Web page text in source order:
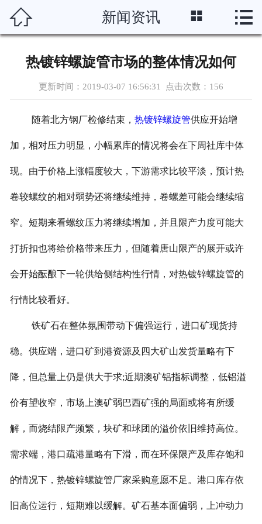
 首页
资质案例
联系我们
 新闻资讯  
热镀锌螺旋管市场的整体情况如何
更新时间：2019-03-07 16:56:31 点击次数： 156
随着北方钢厂检修结束， 热镀锌螺旋管供应开始增
加，相对压力明显，小幅累库的情况将会在下周社库中体
现。由于价格上涨幅度较大，下游需求比较平淡，预计热
卷较螺纹的相对弱势还将继续维持，卷螺差可能会继续缩
窄。短期来看螺纹压力将继续增加，并且限产力度可能大
打折扣也将给价格带来压力，但随着唐山限产的展开或许
会开始酝酿下一轮供给侧结构性行情，对热镀锌螺旋管的
行情比较看好。
铁矿石在整体氛围带动下偏强运行，进口矿现货持
稳。供应端，进口矿到港资源及四大矿山发货量略有下
降，但总量上仍是供大于求;近期澳矿铝指标调整，低铝溢
价有望收窄，市场上澳矿弱巴西矿强的局面或将有所缓
解，而烧结限产频繁，块矿和球团的溢价依旧维持高位。
需求端，港口疏港量略有下滑，而在环保限产及库存饱和
的情况下，热镀锌螺旋管厂家采购意愿不足。港口库存依
旧高位运行，短期难以缓解。矿石基本面偏弱，上冲动力